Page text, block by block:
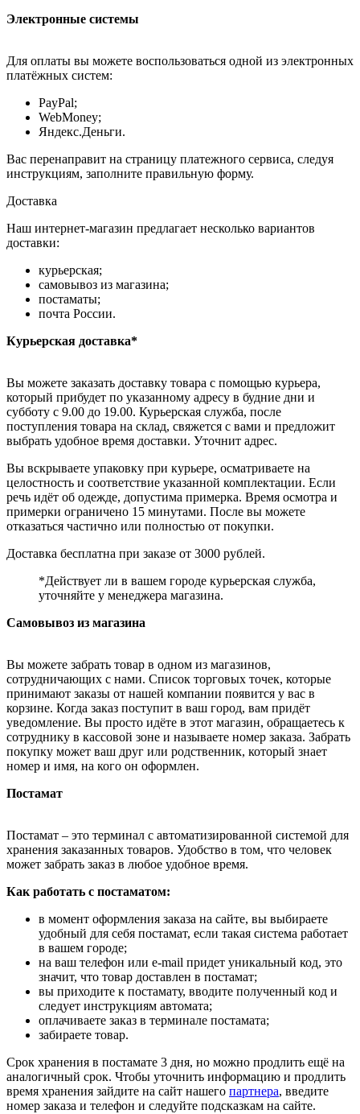
Электронные системы
Для оплаты вы можете воспользоваться одной из электронных
платёжных систем:
PayPal;
WebMoney;
Яндекс.Деньги.
Вас перенаправит на страницу платежного сервиса, следуя
инструкциям, заполните правильную форму.
Доставка
Наш интернет-магазин предлагает несколько вариантов
доставки:
курьерская;
самовывоз из магазина;
постаматы;
почта России.
Курьерская доставка*
Вы можете заказать доставку товара с помощью курьера,
который прибудет по указанному адресу в будние дни и
субботу с 9.00 до 19.00. Курьерская служба, после
поступления товара на склад, свяжется с вами и предложит
выбрать удобное время доставки. Уточнит адрес.
Вы вскрываете упаковку при курьере, осматриваете на
целостность и соответствие указанной комплектации. Если
речь идёт об одежде, допустима примерка. Время осмотра и
примерки ограничено 15 минутами. После вы можете
отказаться частично или полностью от покупки.
Доставка бесплатна при заказе от 3000 рублей.
*Действует ли в вашем городе курьерская служба,
уточняйте у менеджера магазина.
Самовывоз из магазина
Вы можете забрать товар в одном из магазинов,
сотрудничающих с нами. Список торговых точек, которые
принимают заказы от нашей компании появится у вас в
корзине. Когда заказ поступит в ваш город, вам придёт
уведомление. Вы просто идёте в этот магазин, обращаетесь к
сотруднику в кассовой зоне и называете номер заказа. Забрать
покупку может ваш друг или родственник, который знает
номер и имя, на кого он оформлен.
Постамат
Постамат – это терминал с автоматизированной системой для
хранения заказанных товаров. Удобство в том, что человек
может забрать заказ в любое удобное время.
Как работать с постаматом:
в момент оформления заказа на сайте, вы выбираете
удобный для себя постамат, если такая система работает
в вашем городе;
на ваш телефон или e-mail придет уникальный код, это
значит, что товар доставлен в постамат;
вы приходите к постамату, вводите полученный код и
следует инструкциям автомата;
оплачиваете заказ в терминале постамата;
забираете товар.
Срок хранения в постамате 3 дня, но можно продлить ещё на
аналогичный срок. Чтобы уточнить информацию и продлить
время хранения зайдите на сайт нашего партнера, введите
номер заказа и телефон и следуйте подсказкам на сайте.